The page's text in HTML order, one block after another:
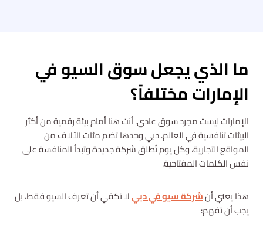
ما الذي يجعل سوق السيو في
الإمارات مختلفاً؟
الإمارات ليست مجرد سوق عادي. أنت هنا أمام بيئة رقمية من أكثر
البيئات تنافسية في العالم. دبي وحدها تضم مئات الآلاف من
المواقع التجارية، وكل يوم تُطلق شركة جديدة وتبدأ المنافسة على
نفس الكلمات المفتاحية.
هذا يعني أنشركة سيو في دبيلا تكفي أن تعرف السيو فقط، بل
يجب أن تفهم: